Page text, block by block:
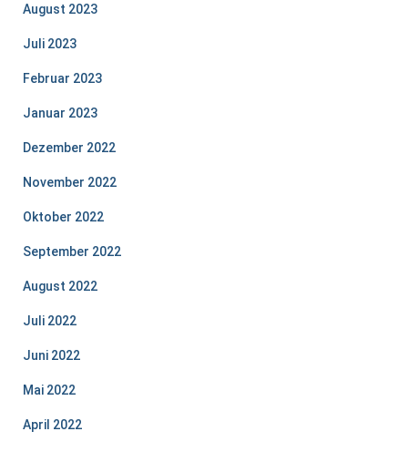
August 2023
Juli 2023
Februar 2023
Januar 2023
Dezember 2022
November 2022
Oktober 2022
September 2022
August 2022
Juli 2022
Juni 2022
Mai 2022
April 2022